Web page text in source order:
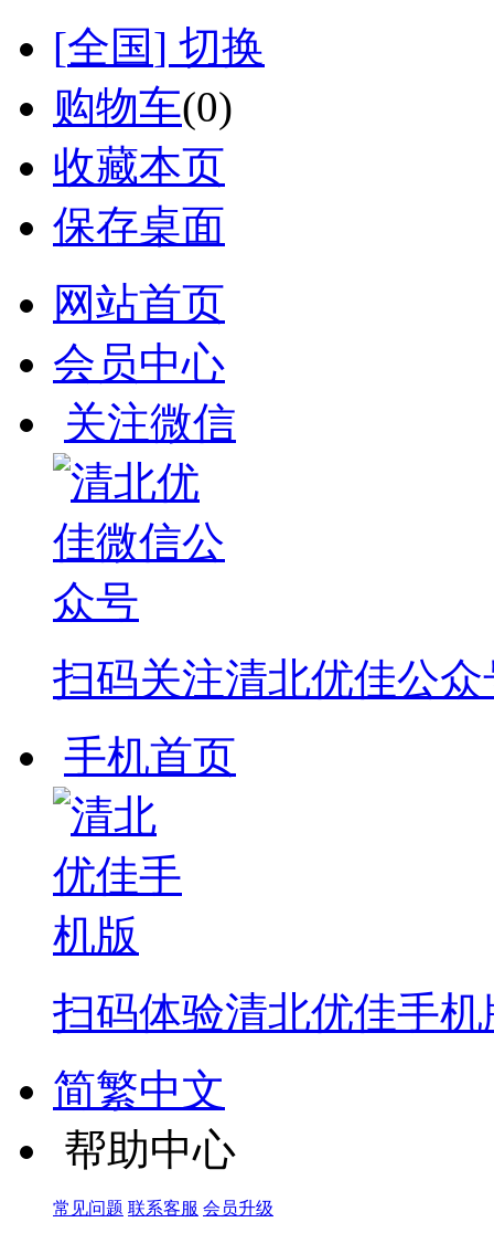
[全国] 切换
购物车(0)
收藏本页
保存桌面
网站首页
会员中心
关注微信
扫码关注清北优佳公众
手机首页
扫码体验清北优佳手机
简繁中文
帮助中心
常见问题 联系客服 会员升级